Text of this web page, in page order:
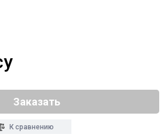
Заказать
К сравнению